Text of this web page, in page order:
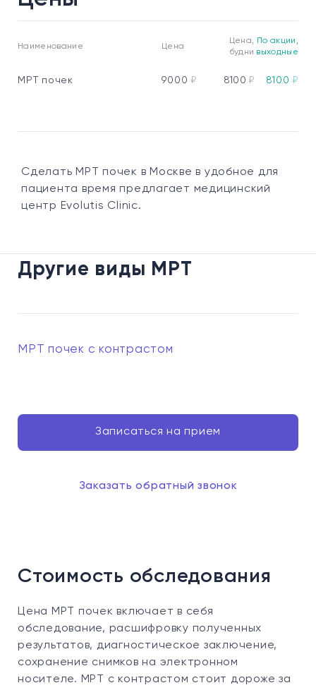
Наименование Цена
Цена,
будни
По акции,
выходные
МРТ почек 9000 ₽ 8100 ₽ 8100 ₽
Сделать МРТ почек в Москве в удобное для
пациента время предлагает медицинский
центр Evolutis Clinic.
Другие виды МРТ
МРТ почек с контрастом
Записаться на прием
Заказать обратный звонок
Стоимость обследования
Цена МРТ почек включает в себя
обследование, расшифровку полученных
результатов, диагностическое заключение,
сохранение снимков на электронном
носителе. МРТ с контрастом стоит дороже за